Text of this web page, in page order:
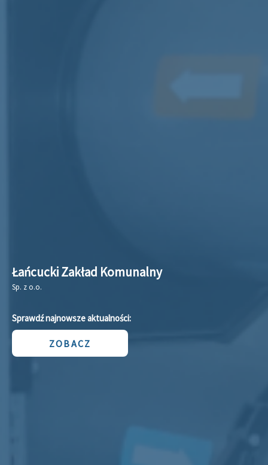
Łańcucki Zakład Komunalny
Sp. z o.o.
Sprawdź najnowsze aktualności:
ZOBACZ